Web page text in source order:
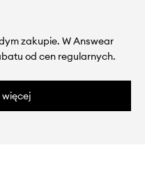
zakupie. W Answear
od cen regularnych.
więcej